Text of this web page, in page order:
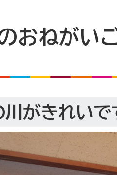
おねがい
川がきれ